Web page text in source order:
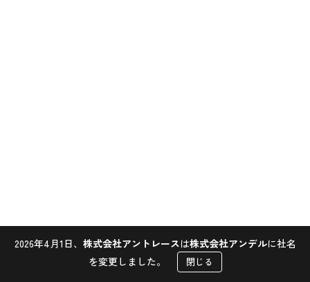
Contact
2026年4月1日、 株式会社アントレースは株式会社アンデルに社名
を変更しました。
閉じる